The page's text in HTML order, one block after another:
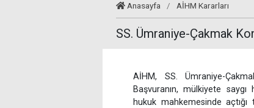
Anasayfa / AİHM Kararları
SS. Ümraniye-Çakmak
AİHM, SS. Ümraniye-
Başvuranın, mülkiyete saygı
hukuk mahkemesinde